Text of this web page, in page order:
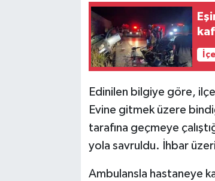
Edinilen bilgiye göre,
Evine gitmek üzere
tarafına geçmeye
yola savruldu. İhbar
Ambulansla hastaneye
KÜLTÜR SANAT